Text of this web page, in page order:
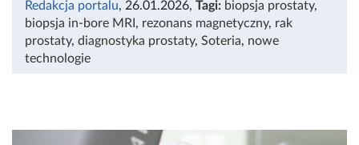
Redakcja portalu, 26.01.2026, Tagi: biopsja prostaty,
biopsja in-bore MRI, rezonans magnetyczny, rak
prostaty, diagnostyka prostaty, Soteria, nowe
technologie